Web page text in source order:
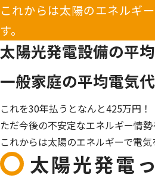
これからは太陽のエネルギ
す。
太陽光発電設備の平
一般家庭の平均電気代
これを30年払うとなんと425万円！
ただ今後の不安定なエネルギー情
これからは太陽のエネルギーで電
太陽光発電